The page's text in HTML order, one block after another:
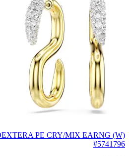
PE CRY/MIX EARNG (W)
#5741796